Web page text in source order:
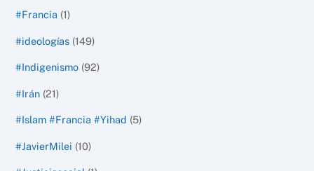
#Francia (1)
#ideologías (149)
#Indigenismo (92)
#Irán (21)
#Islam #Francia #Yihad (5)
#JavierMilei (10)